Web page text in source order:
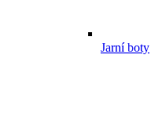
Jarní boty